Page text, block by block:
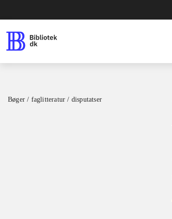
Bøger / faglitteratur / disputatser